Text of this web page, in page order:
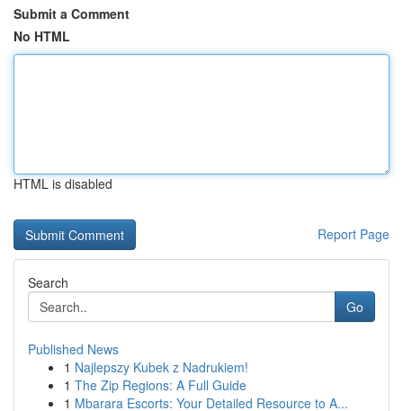
Submit a Comment
No HTML
HTML is disabled
Report Page
Search
Go
Published News
1 Najlepszy Kubek z Nadrukiem!
1 The Zip Regions: A Full Guide
1 Mbarara Escorts: Your Detailed Resource to A...